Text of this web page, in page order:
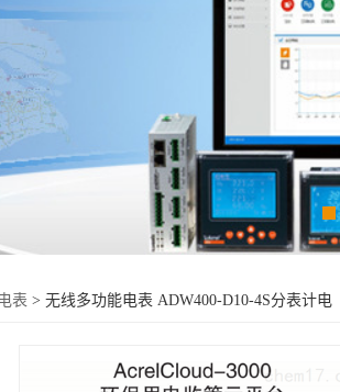
表 > 无线多功能电表 ADW400-D10-4S分表计电